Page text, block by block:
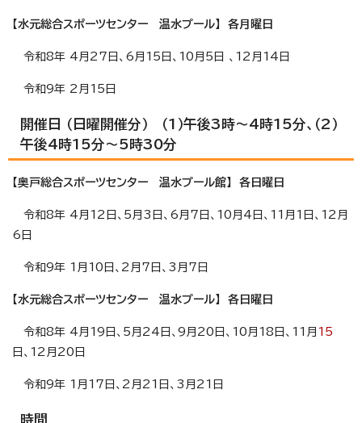
【水元総合スポーツセンター 温水プール】 各月曜日
令和8年 4月27日、6月15日、10月5日 、12月14日
令和9年 2月15日
開催日 （日曜開催分） （1）午後3時～4時15分、（2）
午後4時15分～5時30分
【奥戸総合スポーツセンター 温水プール館】 各日曜日
令和8年 4月12日、5月3日、6月7日、10月4日、11月1日、12月
6日
令和9年 1月10日、2月7日、3月7日
【水元総合スポーツセンター 温水プール】 各日曜日
令和8年 4月19日、5月24日、9月20日、10月18日、11月 15
日、12月20日
令和9年 1月17日、2月21日、3月21日
時間